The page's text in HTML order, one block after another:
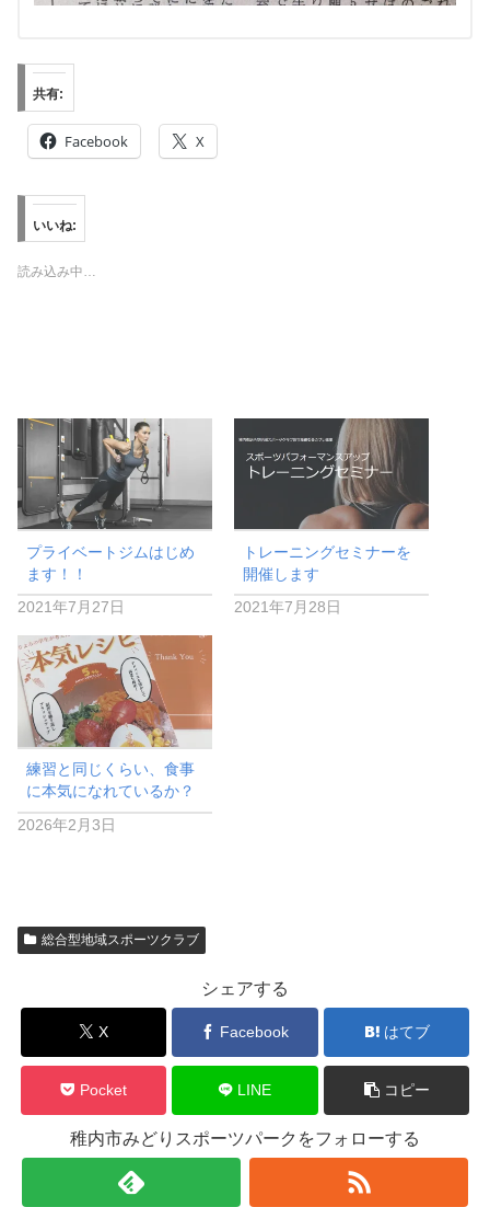
共有:
Facebook X
いいね:
読み込み中…
プライベートジムはじめ
ます！！
2021年7月27日
トレーニングセミナーを
開催します
2021年7月28日
練習と同じくらい、食事
に本気になれているか？
2026年2月3日
総合型地域スポーツクラブ
シェアする
X Facebook はてブ
Pocket LINE コピー
稚内市みどりスポーツパークをフォローする